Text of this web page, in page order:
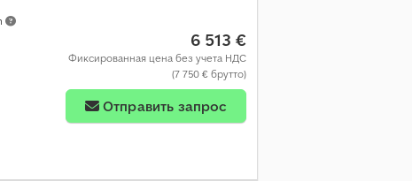
6 513 €
Фиксированная цена без учета НДС
(7 750 € брутто)
Отправить запрос